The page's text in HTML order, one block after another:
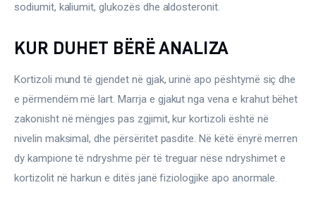
sodiumit, kaliumit, glukozës dhe aldosteronit.
KUR DUHET BËRË ANALIZA
Kortizoli mund të gjendet në gjak, urinë apo pështymë siç dhe
e përmendëm më lart. Marrja e gjakut nga vena e krahut bëhet
zakonisht në mëngjes pas zgjimit, kur kortizoli është në
nivelin maksimal, dhe përsëritet pasdite. Në këtë ënyrë merren
dy kampione të ndryshme për të treguar nëse ndryshimet e
kortizolit në harkun e ditës janë fiziologjike apo anormale.